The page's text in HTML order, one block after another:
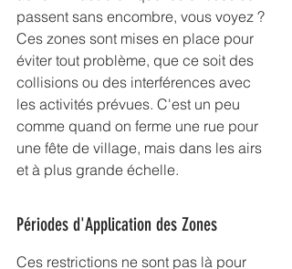
passent sans encombre, vous voyez ?
Ces zones sont mises en place pour
éviter tout problème, que ce soit des
collisions ou des interférences avec
les activités prévues. C'est un peu
comme quand on ferme une rue pour
une fête de village, mais dans les airs
et à plus grande échelle.
Périodes d'Application des Zones
Ces restrictions ne sont pas là pour